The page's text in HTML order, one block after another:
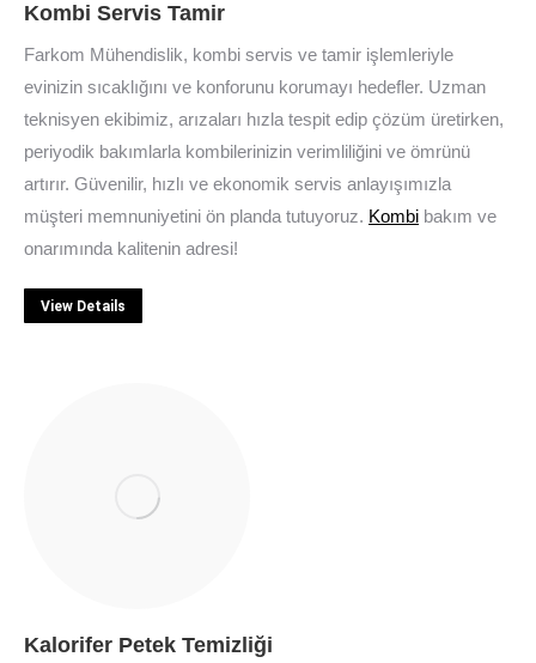
Kombi Servis Tamir
Farkom Mühendislik, kombi servis ve tamir işlemleriyle
evinizin sıcaklığını ve konforunu korumayı hedefler. Uzman
teknisyen ekibimiz, arızaları hızla tespit edip çözüm üretirken,
periyodik bakımlarla kombilerinizin verimliliğini ve ömrünü
artırır. Güvenilir, hızlı ve ekonomik servis anlayışımızla
müşteri memnuniyetini ön planda tutuyoruz. Kombi bakım ve
onarımında kalitenin adresi!
View Details
Kalorifer Petek Temizliği